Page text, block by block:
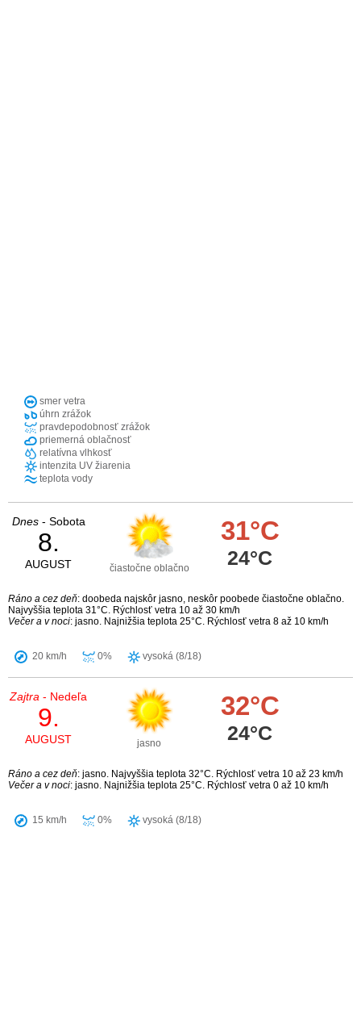
smer vetra
úhrn zrážok
pravdepodobnosť zrážok
priemerná oblačnosť
relatívna vlhkosť
intenzita UV žiarenia
teplota vody
Dnes- Sobota
8.
AUGUST čiastočne oblačno
31°C
24°C
Ráno a cez deň: doobeda najskôr jasno, neskôr poobede čiastočne oblačno.
Najvyššia teplota 31°C. Rýchlosť vetra 10 až 30 km/h
Večer a v noci: jasno. Najnižšia teplota 25°C. Rýchlosť vetra 8 až 10 km/h
20 km/h 0% vysoká (8/18)
Zajtra - Nedeľa
9.
AUGUST jasno
32°C
24°C
Ráno a cez deň: jasno. Najvyššia teplota 32°C. Rýchlosť vetra 10 až 23 km/h
Večer a v noci: jasno. Najnižšia teplota 25°C. Rýchlosť vetra 0 až 10 km/h
15 km/h 0% vysoká (8/18)